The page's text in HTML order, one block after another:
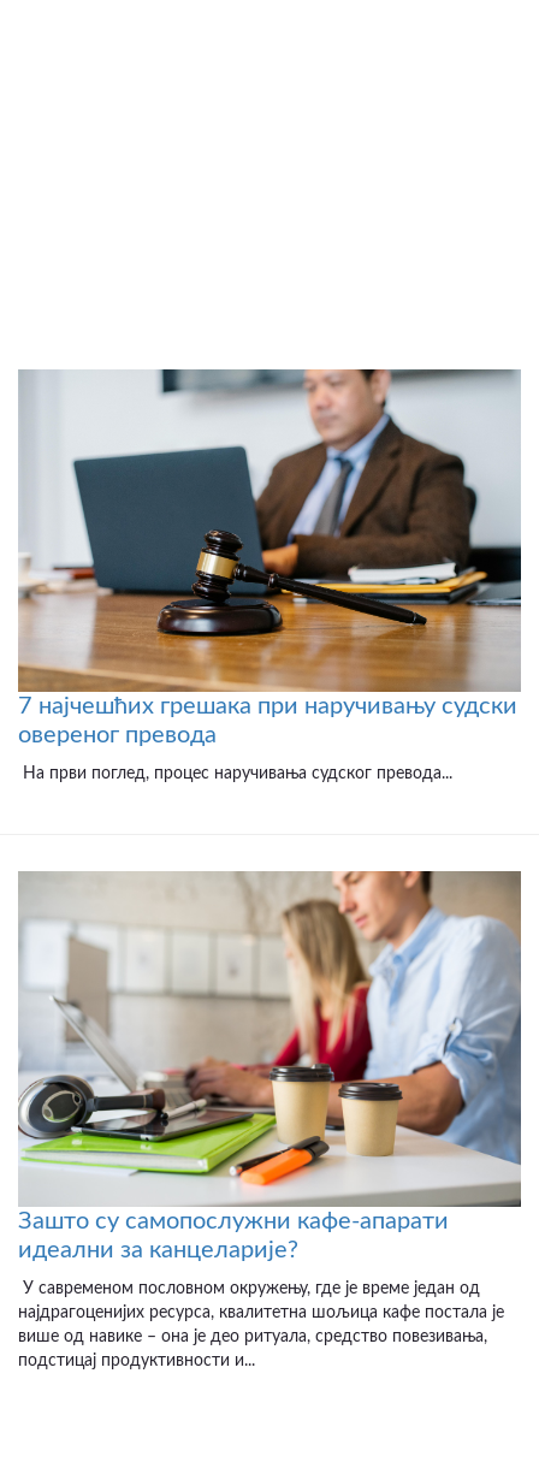
7 најчешћих грешака при наручивању судски
овереног превода
На први поглед, процес наручивања судског превода...
Зашто су самопослужни кафе-апарати
идеални за канцеларије?
У савременом пословном окружењу, где је време један од
најдрагоценијих ресурса, квалитетна шољица кафе постала је
више од навике – она је део ритуала, средство повезивања,
подстицај продуктивности и...